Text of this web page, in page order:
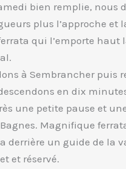
bien remplie, nous
plus l’approche et
qui l’emporte
à Sembrancher puis
en dix
une petite pause et
Magnifique
derrière un guide de la
et réservé.